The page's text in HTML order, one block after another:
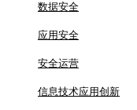
数据安全
应用安全
安全运营
信息技术应用创新